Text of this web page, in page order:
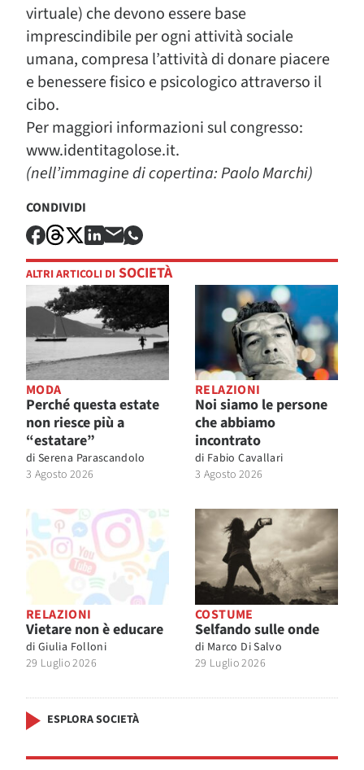
virtuale) che devono essere base
imprescindibile per ogni attività sociale
umana, compresa l’attività di donare piacere
e benessere fisico e psicologico attraverso il
cibo.
Per maggiori informazioni sul congresso:
www.identitagolose.it.
(nell’immagine di copertina: Paolo Marchi)
CONDIVIDI
ALTRI ARTICOLI DI SOCIETÀ
MODA
Perché questa estate
non riesce più a
“estatare”
di Serena Parascandolo
3 Agosto 2026
RELAZIONI
Noi siamo le persone
che abbiamo
incontrato
di Fabio Cavallari
3 Agosto 2026
RELAZIONI
Vietare non è educare
di Giulia Folloni
29 Luglio 2026
COSTUME
Selfando sulle onde
di Marco Di Salvo
29 Luglio 2026
ESPLORA SOCIETÀ